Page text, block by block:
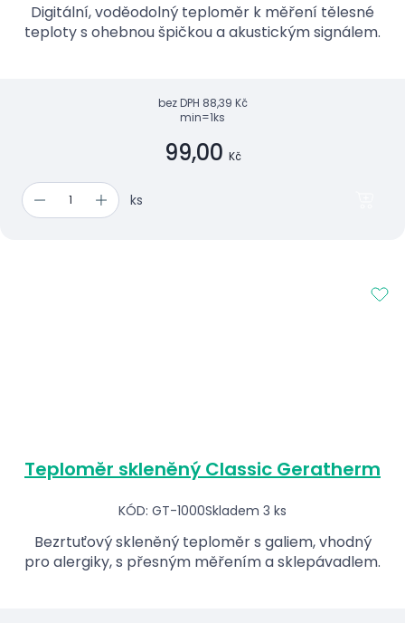
Digitální, voděodolný teploměr k měření tělesné
teploty s ohebnou špičkou a akustickým signálem.
bez DPH 88,39 Kč
min=1ks
99,00 Kč
ks
Teploměr skleněný Classic Geratherm
KÓD: GT-1000Skladem 3 ks
Bezrtuťový skleněný teploměr s galiem, vhodný
pro alergiky, s přesným měřením a sklepávadlem.